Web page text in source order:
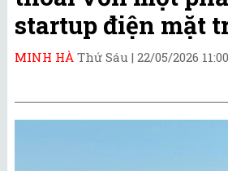
startup điện mặt
MINH HÀ Thứ Sáu | 22/05/2026 11:00